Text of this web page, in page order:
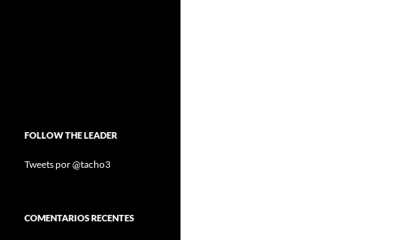
FOLLOW THE LEADER
Tweets por @tacho3
COMENTARIOS RECENTES